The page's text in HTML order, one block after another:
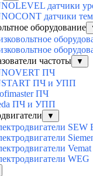
датчики
датчики
оборудование
частоты
▼
ПЧ
ПЧ и УПП
ПЧ
ПЧ и УПП
▼
Vemat
WEG